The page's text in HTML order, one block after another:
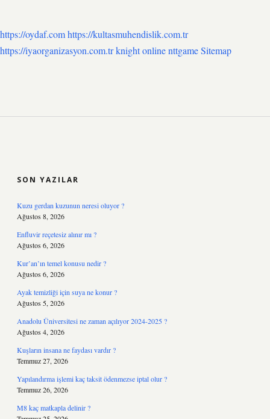
https://oydaf.comhttps://kultasmuhendislik.com.tr
https://iyaorganizasyon.com.trknight onlinenttgameSitemap
SON YAZILAR
Kuzu gerdan kuzunun neresi oluyor ?
Ağustos 8, 2026
Enfluvir reçetesiz alınır mı ?
Ağustos 6, 2026
Kur’an’ın temel konusu nedir ?
Ağustos 6, 2026
Ayak temizliği için suya ne konur ?
Ağustos 5, 2026
Anadolu Üniversitesi ne zaman açılıyor 2024-2025 ?
Ağustos 4, 2026
Kuşların insana ne faydası vardır ?
Temmuz 27, 2026
Yapılandırma işlemi kaç taksit ödenmezse iptal olur ?
Temmuz 26, 2026
M8 kaç matkapla delinir ?